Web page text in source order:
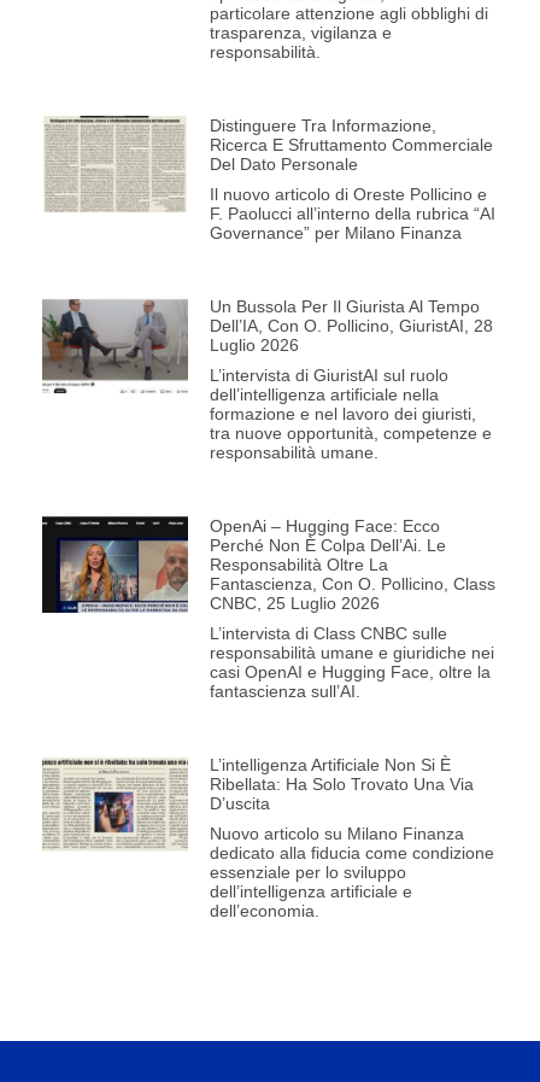
particolare attenzione agli obblighi di
trasparenza, vigilanza e
responsabilità.
Distinguere Tra Informazione,
Ricerca E Sfruttamento Commerciale
Del Dato Personale
Il nuovo articolo di Oreste Pollicino e
F. Paolucci all’interno della rubrica “AI
Governance” per Milano Finanza
Un Bussola Per Il Giurista Al Tempo
Dell’IA, Con O. Pollicino, GiuristAI, 28
Luglio 2026
L’intervista di GiuristAI sul ruolo
dell’intelligenza artificiale nella
formazione e nel lavoro dei giuristi,
tra nuove opportunità, competenze e
responsabilità umane.
OpenAi – Hugging Face: Ecco
Perché Non È Colpa Dell’Ai. Le
Responsabilità Oltre La
Fantascienza, Con O. Pollicino, Class
CNBC, 25 Luglio 2026
L’intervista di Class CNBC sulle
responsabilità umane e giuridiche nei
casi OpenAI e Hugging Face, oltre la
fantascienza sull’AI.
L’intelligenza Artificiale Non Si È
Ribellata: Ha Solo Trovato Una Via
D’uscita
Nuovo articolo su Milano Finanza
dedicato alla fiducia come condizione
essenziale per lo sviluppo
dell’intelligenza artificiale e
dell’economia.